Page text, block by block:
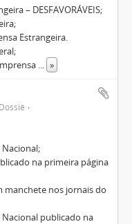
– DESFAVORÁVEIS;
Estrangeira.
... »
Dossiê
na primeira página
manchete nos jornais do
publicado na